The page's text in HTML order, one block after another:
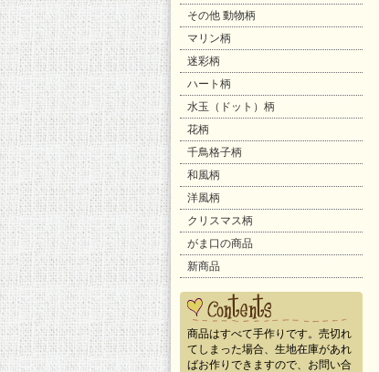
その他 動物柄
マリン柄
迷彩柄
ハート柄
水玉（ドット）柄
花柄
千鳥格子柄
和風柄
洋風柄
クリスマス柄
がま口の商品
新商品
商品はすべて手作りです。売切れ
てしまった場合、生地在庫があれ
ばお作りできますので、お問い合